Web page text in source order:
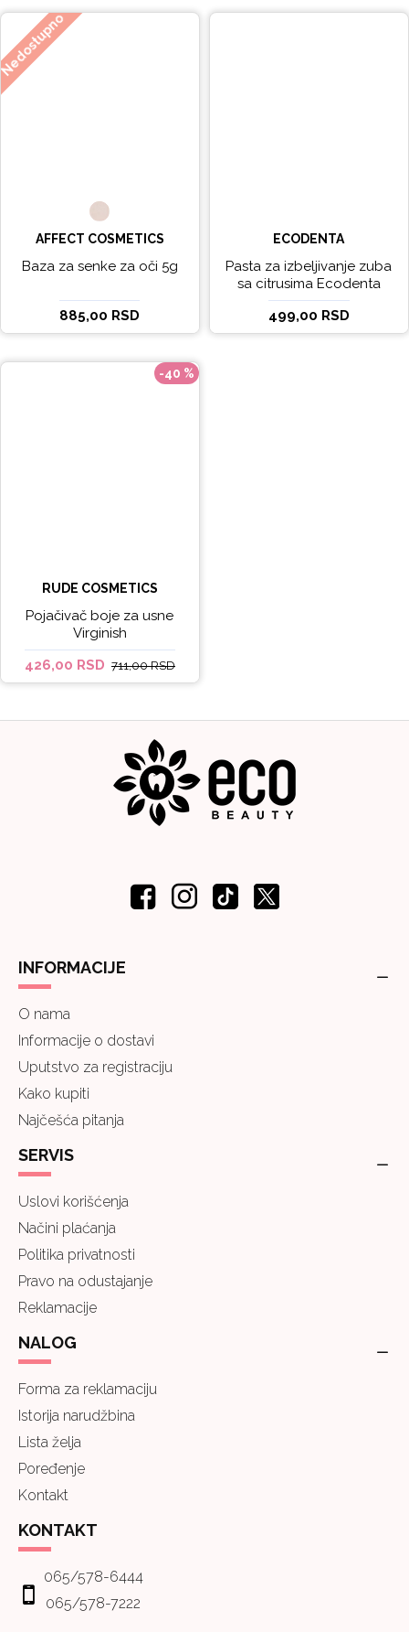
AFFECT COSMETICS
Baza za senke za oči 5g
885,00 RSD
ECODENTA
Pasta za izbeljivanje zuba
sa citrusima Ecodenta
EXPERT LINE EXCEPTIONAL
WHITENING 100ml
499,00 RSD
-40 %
RUDE COSMETICS
Pojačivač boje za usne
Virginish
426,00 RSD 711,00 RSD
INFORMACIJE
O nama
Informacije o dostavi
Uputstvo za registraciju
Kako kupiti
Najčešća pitanja
SERVIS
Uslovi korišćenja
Načini plaćanja
Politika privatnosti
Pravo na odustajanje
Reklamacije
NALOG
Forma za reklamaciju
Istorija narudžbina
Lista želja
Poređenje
Kontakt
KONTAKT
065/578-6444
065/578-7222